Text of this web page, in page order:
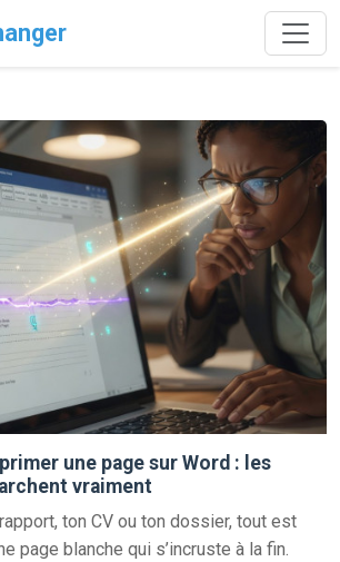
une page sur Word : les
vraiment
ton CV ou ton dossier, tout est
page blanche qui s’incruste à la fin.